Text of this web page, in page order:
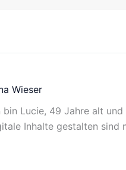
Wieser
bin Lucie, 49 Jahre alt
Inhalte gestalten sind